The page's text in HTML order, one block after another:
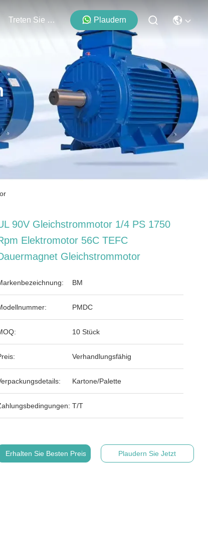
Treten Sie Mit Uns In Verbindung Plaudern
90V Gleichstrommotor 1/4 PS 1750
Elektromotor 56C TEFC
Gleichstrommotor
BM
PMDC
10 Stück
Verhandlungsfähig
Kartone/Palette
T/T
Erhalten Sie Besten Preis Plaudern Sie Jetzt